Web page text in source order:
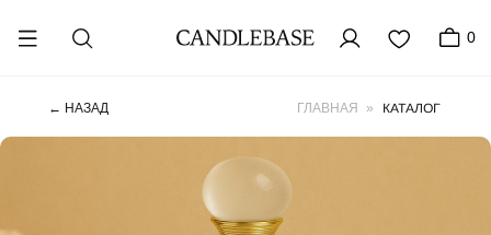
← НАЗАД ГЛАВНАЯ КАТАЛОГ
»